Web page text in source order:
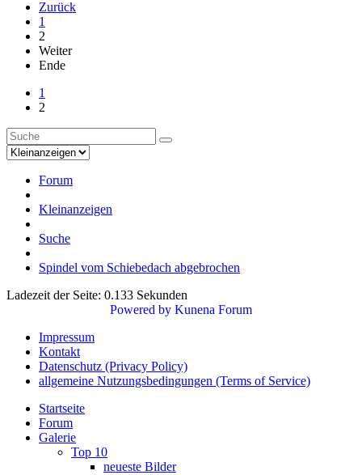
Zurück
1
2
Weiter
Ende
1
2
Forum
Kleinanzeigen
Suche
Spindel vom Schiebedach abgebrochen
Ladezeit der Seite: 0.133 Sekunden
Powered by Kunena Forum
Impressum
Kontakt
Datenschutz (Privacy Policy)
allgemeine Nutzungsbedingungen (Terms of Service)
Startseite
Forum
Galerie
Top 10
neueste Bilder